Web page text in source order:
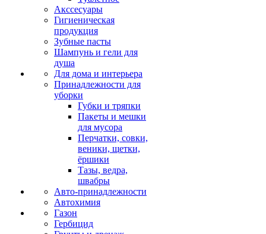
Акссесуары
Гигиеническая
продукция
Зубные пасты
Шампунь и гели для
душа
Для дома и интерьера
Принадлежности для
уборки
Губки и тряпки
Пакеты и мешки
для мусора
Перчатки, совки,
веники, щетки,
ёршики
Тазы, ведра,
швабры
Авто-принадлежности
Автохимия
Газон
Гербицид